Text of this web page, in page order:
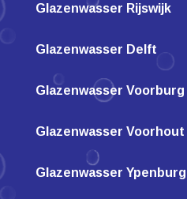
Glazenwasser Rijswijk
Glazenwasser Delft
Glazenwasser Voorburg
Glazenwasser Voorhout
Glazenwasser Ypenburg